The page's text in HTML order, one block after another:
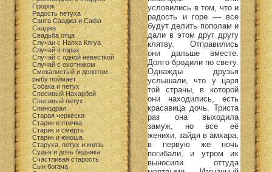
Пророк
Радость петуха
Санта Сааджа и Сафа
Сааджа
Свадьба отца
Случаи с Напха Кягуа
Случай в горах
Случай с одной невесткой
Случай с охотником
Смекалистый и долотом
рыбу поймает
Собака и петух
Спесивый Нахарбей
Спесивый петух
Спинодрал
Старая черкеска
Старик и птичка
Старик и смерть
Старик и юноша
Старуха, петух и князь
Судья и дочь бедняка
Счастливая старость
Сын богача
условились в том, что и
радость и горе — все
будут делить пополам и
дали в этом друг другу
клятву. Отправились
они дальше вместе.
Долго бродили по свету.
Однажды друзья
услышали, что у царя
той страны, в которой
они находились, есть
красавица дочь. Триста
раз она выходила
замуж, но все её
женихи, зайдя в амхара,
в первую же ночь
погибали, и утром их
выносили оттуда